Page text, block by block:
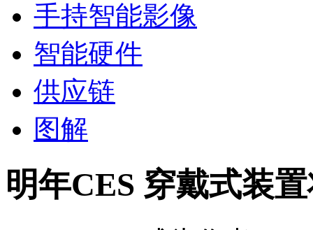
手持智能影像
智能硬件
供应链
图解
明年CES 穿戴式装